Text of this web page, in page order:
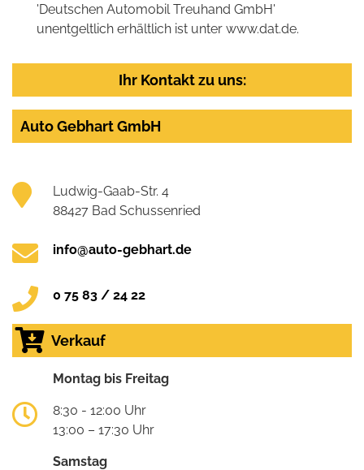
'Deutschen Automobil Treuhand GmbH'
unentgeltlich erhältlich ist unter www.dat.de.
Ihr Kontakt zu uns:
Auto Gebhart GmbH
Ludwig-Gaab-Str. 4
88427 Bad Schussenried
info@auto-gebhart.de
0 75 83 / 24 22
Verkauf
Montag bis Freitag
8:30 - 12:00 Uhr
13:00 – 17:30 Uhr
Samstag